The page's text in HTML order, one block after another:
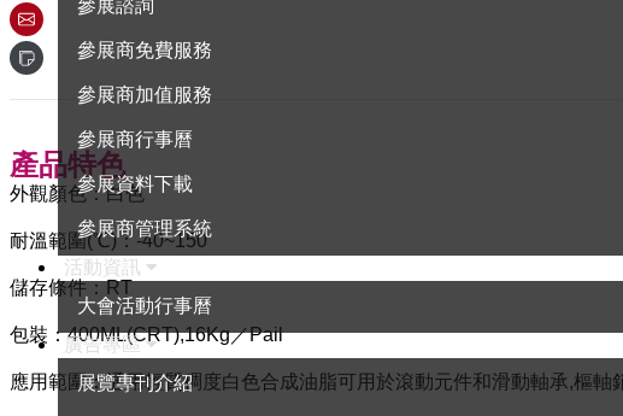
參展諮詢
參展商免費服務
參展商加值服務
參展商行事曆
參展資料下載
參展商管理系統
活動資訊
大會活動行事曆
廣告專區
展覽專刊介紹
產品特色
外觀顏色：白色
耐溫範圍(℃)：-40~150
儲存條件：RT
包裝：400ML(CRT),16Kg／Pail
應用範圍：通用輕質稠度白色合成油脂可用於滾動元件和滑動軸承,樞軸